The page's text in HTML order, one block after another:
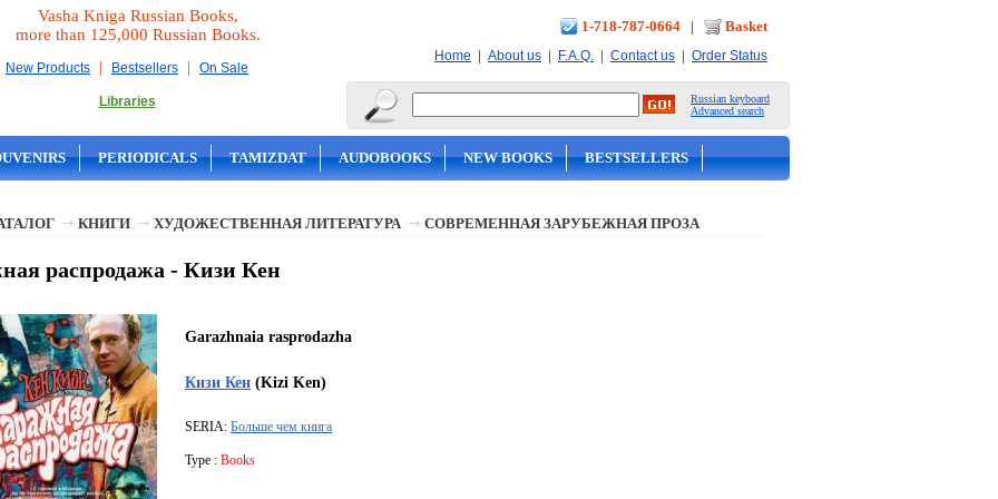
Vasha Kniga Russian Books,
more than 125,000 Russian Books.
New Products | Bestsellers | On Sale
Libraries
1-718-787-0664 | Basket
Home | About us | F.A.Q. | Contact us | Order Status
Russian keyboard
Advanced search
PERIODICALS TAMIZDAT AUDOBOOKS NEW BOOKS BESTSELLERS
КНИГИ ХУДОЖЕСТВЕННАЯ ЛИТЕРАТУРА СОВРЕМЕННАЯ ЗАРУБЕЖНАЯ ПРОЗА
распродажа - Кизи Кен
Garazhnaia rasprodazha
Кизи Кен (Kizi Ken)
SERIA: Больше чем книга
Type : Books